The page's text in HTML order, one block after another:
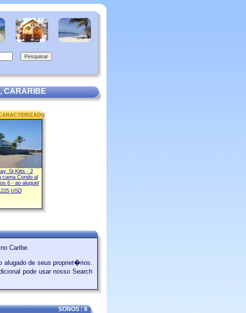
CARARIBE
St Kitts - 2
cama Condo al
6 - ao aluguel
USD
Caribe.
de seus propriet�rios.
pode usar nosso Search
SONOS : 6